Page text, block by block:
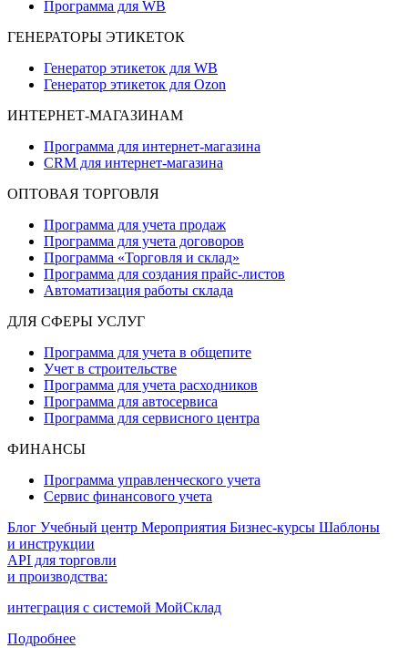
Программа для WB
ГЕНЕРАТОРЫ ЭТИКЕТОК
Генератор этикеток для WB
Генератор этикеток для Ozon
ИНТЕРНЕТ-МАГАЗИНАМ
Программа для интернет-магазина
CRM для интернет-магазина
ОПТОВАЯ ТОРГОВЛЯ
Программа для учета продаж
Программа для учета договоров
Программа «Торговля и склад»
Программа для создания прайс‑листов
Автоматизация работы склада
ДЛЯ СФЕРЫ УСЛУГ
Программа для учета в общепите
Учет в строительстве
Программа для учета расходников
Программа для автосервиса
Программа для сервисного центра
ФИНАНСЫ
Программа управленческого учета
Сервис финансового учета
Блог Учебный центр Мероприятия Бизнес-курсы Шаблоны
и инструкции
API для торговли
и производства:
интеграция с системой МойСклад
Подробнее